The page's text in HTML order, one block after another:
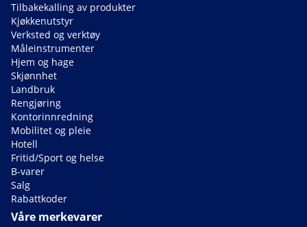
Tilbakekalling av produkter
Kjøkkenutstyr
Verksted og verktøy
Måleinstrumenter
Hjem og hage
Skjønnhet
Landbruk
Rengjøring
Kontorinnredning
Mobilitet og pleie
Hotell
Fritid/Sport og helse
B-varer
Salg
Rabattkoder
Våre merkevarer